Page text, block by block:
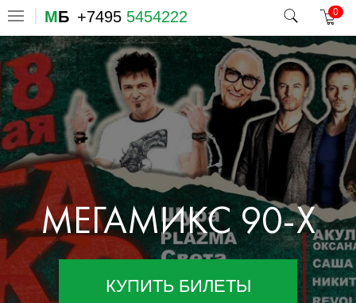
МБ +7495 5454222 0
МЕГАМИКС 90-Х
КУПИТЬ БИЛЕТЫ